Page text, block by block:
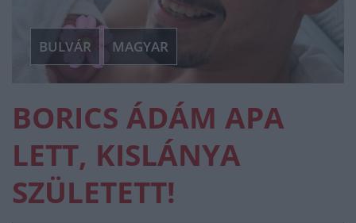
BULVÁR MAGYAR
BORICS ÁDÁM APA
LETT, KISLÁNYA
SZÜLETETT!